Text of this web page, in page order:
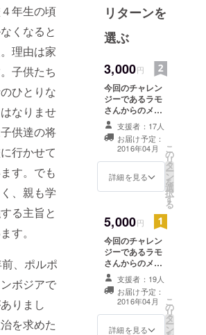
年生の頃
くなると
理由は家
子供たち
ひとりな
なりませ
供達の将
行かせて
す。でも
、親も学
る主旨と
す。
、ポルポ
ボジアで
りまし
を求めた
の子供達が
将来的に京
都の学校に
留学し、京
都の生活や
文化を学
び、または
職業訓練に
て日本の技
術を学ぶと
力漲るカン
供達と学力
が低迷する
日本の子供
達が交流す
る事で互い
に高め合
い、将来に
リターンを
選ぶ
3,000円
今回のチャレン
ジーであるラモ
さんからのメッ
セージをカンボ
ジアの絵葉書で
送ります。
支援者：17人
お届け予定：
2016年04月
詳細を見る
こ
の
リ
タ
ー
ン
を
選
択
す
る
5,000円
今回のチャレン
ジーであるラモ
さんからのメッ
セージをカンボ
ジアの絵葉書と
カンボジア名産
のコショーをお
届けします。
支援者：19人
お届け予定：
2016年04月
詳細を見る
こ
の
リ
タ
ー
ン